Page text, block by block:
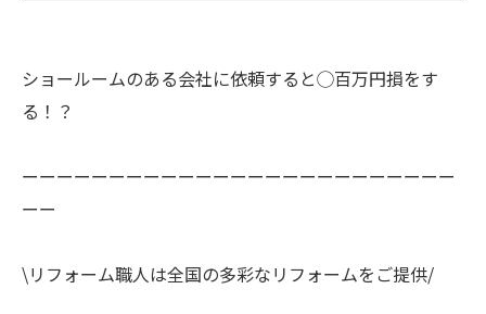
ショールームのある会社に依頼すると◯百万円損をす
る！？
ーーーーーーーーーーーーーーーーーーーーーーーーー
ーー
\リフォーム職人は全国の多彩なリフォームをご提供/